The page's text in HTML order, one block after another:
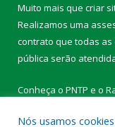
Muito mais que criar
Realizamos uma
contrato que todas as
pública serão
Conheça o PNTP e o
Nós usamos